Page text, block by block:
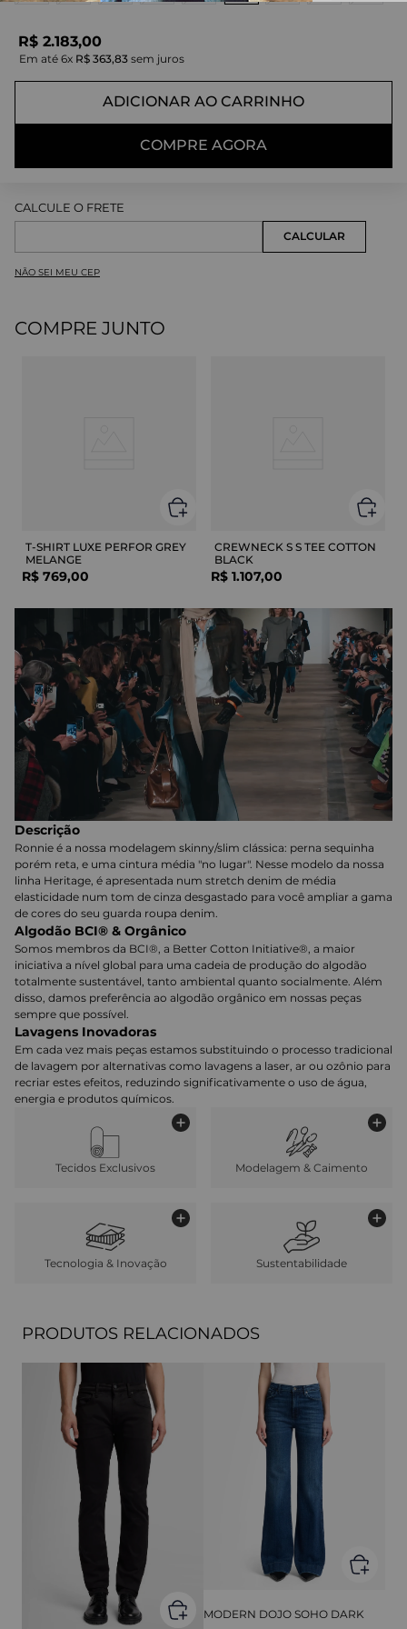
R$ 2.183,00
Em até 6x R$ 363,83 sem juros
ADICIONAR AO CARRINHO
COMPRE AGORA
NÃO SEI MEU CEP
COMPRE JUNTO
T-SHIRT LUXE PERFOR GREY
MELANGE
R$ 769,00
CREWNECK S S TEE COTTON
BLACK
R$ 1.107,00
Descrição
Ronnie é a nossa modelagem skinny/slim clássica: perna sequinha
porém reta, e uma cintura média "no lugar". Nesse modelo da nossa
linha Heritage, é apresentada num stretch denim de média
elasticidade num tom de cinza desgastado para você ampliar a gama
de cores do seu guarda roupa denim.
Algodão BCI® & Orgânico
Somos membros da BCI®, a Better Cotton Initiative®, a maior
iniciativa a nível global para uma cadeia de produção do algodão
totalmente sustentável, tanto ambiental quanto socialmente. Além
disso, damos preferência ao algodão orgânico em nossas peças
sempre que possível.
Lavagens Inovadoras
Em cada vez mais peças estamos substituindo o processo tradicional
de lavagem por alternativas como lavagens a laser, ar ou ozônio para
recriar estes efeitos, reduzindo significativamente o uso de água,
energia e produtos químicos.
Tecidos Exclusivos Modelagem & Caimento
Tecnologia & Inovação Sustentabilidade
PRODUTOS RELACIONADOS
MODERN DOJO SOHO DARK